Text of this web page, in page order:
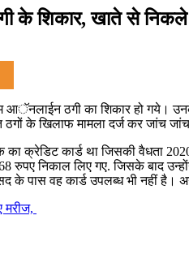
के शिकार, खाते से
आॅनलाईन ठगी का शिकार हो
के खिलाफ मामला दर्ज कर जांच
क्रेडिट कार्ड था जिसकी वैधता
निकाल लिए गए. जिसके बाद
पास वह कार्ड उपलब्ध भी नहीं है।
मरीज,